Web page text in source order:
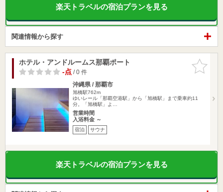
楽天トラベルの宿泊プランを見る
関連情報から探す
お気に入
りに追加
ホテル・アンドルームス那覇ポート
-点/ 0 件
沖縄県 / 那覇市
旭橋駅762m
ゆいレール「那覇空港駅」から「旭橋駅」まで乗車約11
分。「旭橋駅」よ…
営業時間
入浴料金 ～
宿泊 サウナ
楽天トラベルの宿泊プランを見る